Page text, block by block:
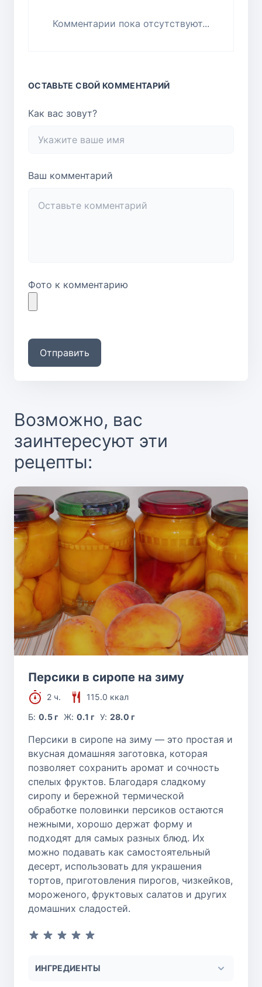
Комментарии пока отсутствуют...
ОСТАВЬТЕ СВОЙ КОММЕНТАРИЙ
Как вас зовут?
Ваш комментарий
Фото к комментарию
Отправить
Возможно, вас
заинтересуют эти
рецепты:
Персики в сиропе на зиму
2 ч.
115.0 ккал
Б:0.5 г Ж: 0.1 г У: 28.0 г
Персики в сиропе на зиму — это простая и
вкусная домашняя заготовка, которая
позволяет сохранить аромат и сочность
спелых фруктов. Благодаря сладкому
сиропу и бережной термической
обработке половинки персиков остаются
нежными, хорошо держат форму и
подходят для самых разных блюд. Их
можно подавать как самостоятельный
десерт, использовать для украшения
тортов, приготовления пирогов, чизкейков,
мороженого, фруктовых салатов и других
домашних сладостей.
ИНГРЕДИЕНТЫ